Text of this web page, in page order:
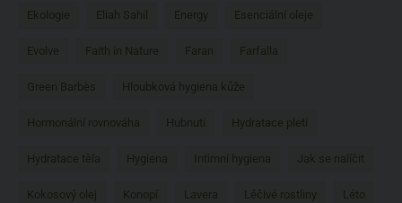
Ekologie Eliah Sahil Energy Esenciální oleje
Evolve Faith in Nature Faran Farfalla
Green Barbès Hloubková hygiena kůže
Hormonální rovnováha Hubnutí Hydratace pleti
Hydratace těla Hygiena Intimní hygiena Jak se nalíčit
Kokosový olej Konopí Lavera Léčivé rostliny Léto